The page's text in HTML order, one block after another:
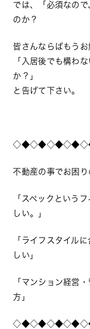
では、「必須なの
のか？
皆さんならばもうお
「入居後でも構わ
か？」
と告げて下さい。
不動産の事でお困
「スペックという
しい。」
「ライフスタイル
しい」
「マンション経営
方」